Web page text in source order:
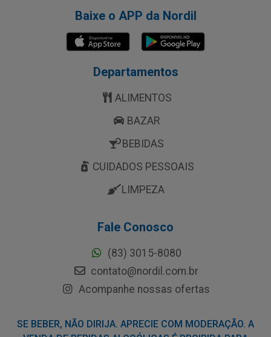
Baixe o APP da Nordil
Departamentos
ALIMENTOS
BAZAR
BEBIDAS
CUIDADOS PESSOAIS
LIMPEZA
Fale Conosco
(83) 3015-8080
contato@nordil.com.br
Acompanhe nossas ofertas
SE BEBER, NÃO DIRIJA. APRECIE COM MODERAÇÃO. A